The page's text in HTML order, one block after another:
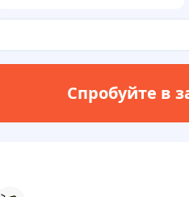
Спробуйте в